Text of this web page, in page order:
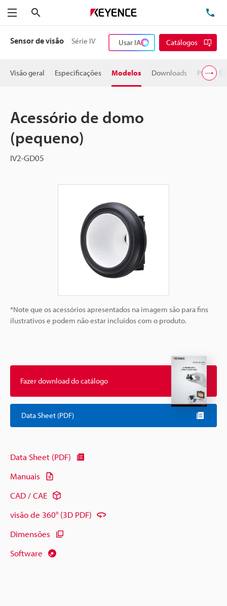
Menu
Sensor de visão Série IV Usar IA Catálogos
Visão geral Especificações Modelos Downloads Preço
Acessório de domo
(pequeno)
IV2-GD05
*Note que os acessórios apresentados na imagem são para fins
ilustrativos e podem não estar incluídos com o produto.
Fazer download do catálogo
Data Sheet (PDF)
Data Sheet (PDF)
Manuais
CAD / CAE
visão de 360° (3D PDF)
Dimensões
Software